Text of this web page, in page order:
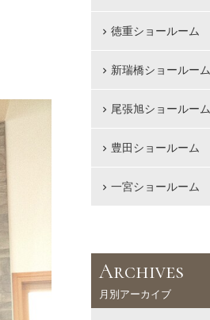
徳重ショールーム
新瑞橋ショールーム
尾張旭ショールーム
豊田ショールーム
一宮ショールーム
Archives
月別アーカイブ